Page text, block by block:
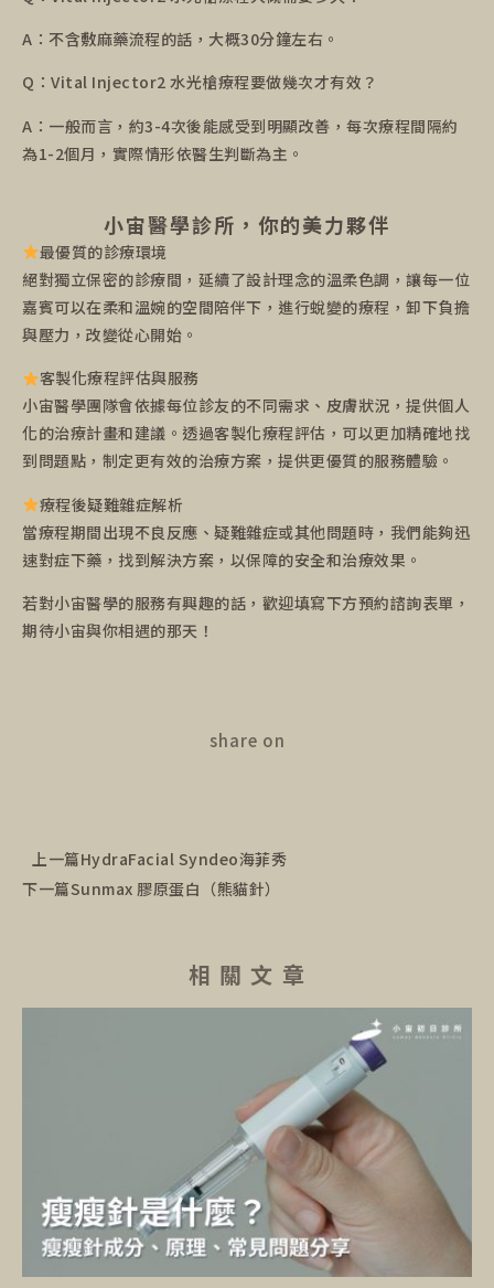
A：不含敷麻藥流程的話，大概30分鐘左右。
Q：Vital Injector2 水光槍療程要做幾次才有效？
A：一般而言，約3-4次後能感受到明顯改善，每次療程間隔約
為1-2個月，實際情形依醫生判斷為主。
小宙醫學診所，你的美力夥伴
最優質的診療環境
絕對獨立保密的診療間，延續了設計理念的溫柔色調，讓每一位
嘉賓可以在柔和溫婉的空間陪伴下，進行蛻變的療程，卸下負擔
與壓力，改變從心開始。
客製化療程評估與服務
小宙醫學團隊會依據每位診友的不同需求、皮膚狀況，提供個人
化的治療計畫和建議。透過客製化療程評估，可以更加精確地找
到問題點，制定更有效的治療方案，提供更優質的服務體驗。
療程後疑難雜症解析
當療程期間出現不良反應、疑難雜症或其他問題時，我們能夠迅
速對症下藥，找到解決方案，以保障的安全和治療效果。
若對小宙醫學的服務有興趣的話，歡迎填寫下方預約諮詢表單，
期待小宙與你相遇的那天！
share on
上一篇HydraFacial Syndeo海菲秀
下一篇Sunmax 膠原蛋白（熊貓針）
相 關 文 章